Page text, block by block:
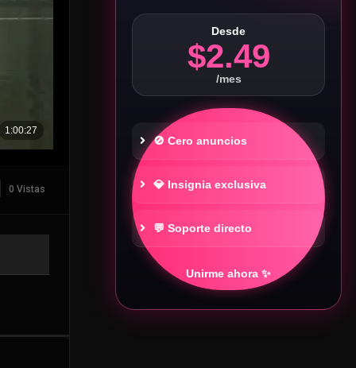
0 Vistas
Desde
$2.49
/mes
🚫 Cero anuncios
💎 Insignia exclusiva
💬 Soporte directo
Unirme ahora ✨